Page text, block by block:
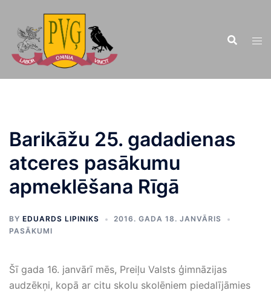
saturu
Barikāžu 25. gadadienas
atceres pasākumu
apmeklēšana Rīgā
BY EDUARDS LIPINIKS
2016. GADA 18. JANVĀRIS
PASĀKUMI
Šī gada 16. janvārī mēs, Preiļu Valsts ģimnāzijas
audzēkņi, kopā ar citu skolu skolēniem piedalījāmies